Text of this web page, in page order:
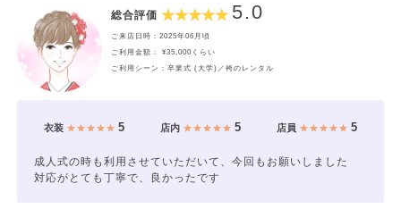
総合評価 5.0
ご来店日時：2025年06月頃
ご利用金額： ¥35,000くらい
ご利用シーン：卒業式 (大学)／袴のレンタル
衣装★★★★★ 5 店内★★★★★ 5 店員 ★★★★★5
成人式の時も利用させていただいて、今回もお願いしました
対応がとても丁寧で、良かったです